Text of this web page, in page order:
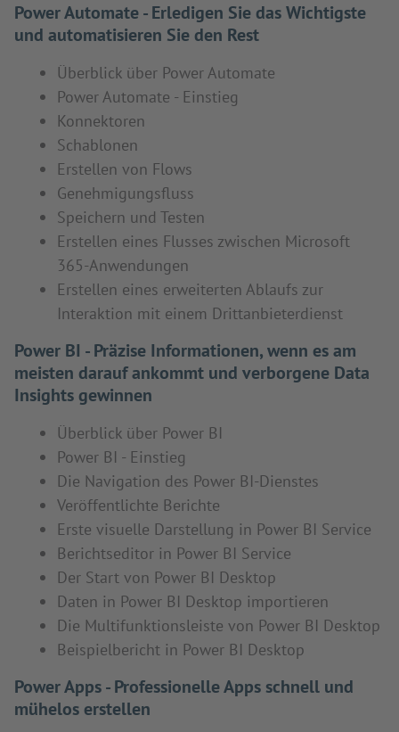
Power Automate - Erledigen Sie das Wichtigste
und automatisieren Sie den Rest
Überblick über Power Automate
Power Automate - Einstieg
Konnektoren
Schablonen
Erstellen von Flows
Genehmigungsfluss
Speichern und Testen
Erstellen eines Flusses zwischen Microsoft
365-Anwendungen
Erstellen eines erweiterten Ablaufs zur
Interaktion mit einem Drittanbieterdienst
Power BI - Präzise Informationen, wenn es am
meisten darauf ankommt und verborgene Data
Insights gewinnen
Überblick über Power BI
Power BI - Einstieg
Die Navigation des Power BI-Dienstes
Veröffentlichte Berichte
Erste visuelle Darstellung in Power BI Service
Berichtseditor in Power BI Service
Der Start von Power BI Desktop
Daten in Power BI Desktop importieren
Die Multifunktionsleiste von Power BI Desktop
Beispielbericht in Power BI Desktop
Power Apps - Professionelle Apps schnell und
mühelos erstellen